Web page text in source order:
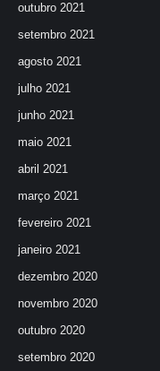
outubro 2021
setembro 2021
agosto 2021
julho 2021
junho 2021
maio 2021
abril 2021
março 2021
fevereiro 2021
janeiro 2021
dezembro 2020
novembro 2020
outubro 2020
setembro 2020